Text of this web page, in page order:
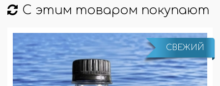
С этим товаром покупают
СВЕЖИЙ